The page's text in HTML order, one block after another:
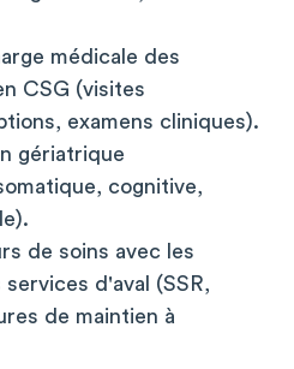
médicale des
CSG (visites
examens cliniques).
gériatrique
cognitive,
de soins avec les
d'aval (SSR,
de maintien à